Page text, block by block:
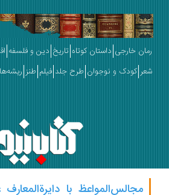
خارجی داستان کوتاه تاریخ دین و فلسفه اقتصاد
کودک و نوجوان طرح جلد فیلم طنز ریشه‌ها پس
مجالس‌المواعظ با دایرةالمعارف